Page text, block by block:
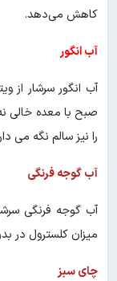
کاهش می‌دهد.
آب انگور
صبح با معده خالی
را نیز سالم نگه می
آب گوجه فرنگی
آب گوجه فرنگی
میزان کلسترول در
چای سبز